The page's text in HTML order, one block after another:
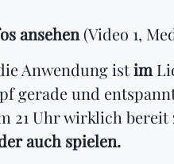
ansehen(Video 1,
Anwendung istim
gerade und
21 Uhr wirklich bereit
auch spielen.